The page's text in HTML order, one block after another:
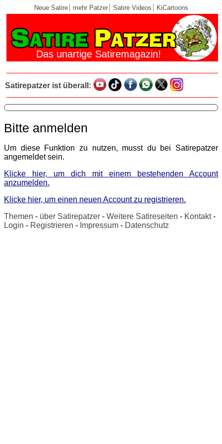
Neue Satire mehr Patzer Satire Videos KiCartoons
Das unartige Satiremagazin!
Satirepatzer ist überall:
Bitte anmelden
Um diese Funktion zu nutzen, musst du bei Satirepatzer
angemeldet sein.
Klicke hier, um dich mit einem bestehenden Account
anzumelden.
Klicke hier, um einen neuen Account zu registrieren.
Themen - über Satirepatzer - Weitere Satireseiten - Kontakt-
Login - Registrieren - Impressum - Datenschutz